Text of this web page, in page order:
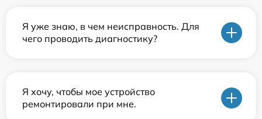
Я уже знаю, в чем неисправность. Для
чего проводить диагностику?
Я хочу, чтобы мое устройство
ремонтировали при мне.